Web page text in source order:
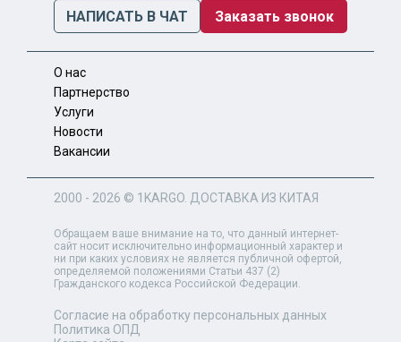
НАПИСАТЬ В ЧАТ
Заказать звонок
О нас
Партнерство
Услуги
Новости
Вакансии
2000 - 2026 © 1KARGO . ДОСТАВКА ИЗ КИТАЯ
Обращаем ваше внимание на то, что данный интернет-
сайт носит исключительно информационный характер и
ни при каких условиях не является публичной офертой,
определяемой положениями Статьи 437 (2)
Гражданского кодекса Российской Федерации.
Согласие на обработку персональных данных
Политика ОПД